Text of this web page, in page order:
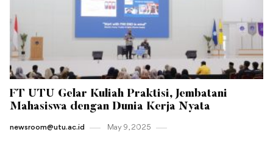
FT UTU Gelar Kuliah Praktisi, Jembatani
Mahasiswa dengan Dunia Kerja Nyata
newsroom@utu.ac.id May 9 , 2025